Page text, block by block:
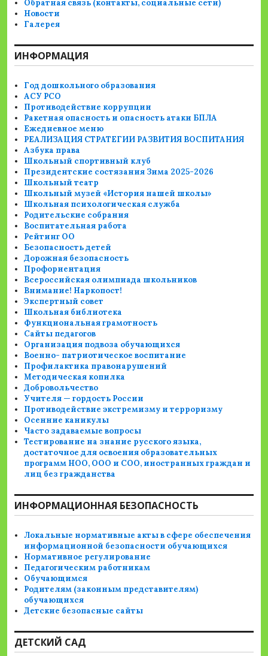
Обратная связь (контакты, социальные сети)
Новости
Галерея
ИНФОРМАЦИЯ
Год дошкольного образования
АСУ РСО
Противодействие коррупции
Ракетная опасность и опасность атаки БПЛА
Ежедневное меню
РЕАЛИЗАЦИЯ СТРАТЕГИИ РАЗВИТИЯ ВОСПИТАНИЯ
Азбука права
Школьный спортивный клуб
Президентские состязания Зима 2025-2026
Школьный театр
Школьный музей «История нашей школы»
Школьная психологическая служба
Родительские собрания
Воспитательная работа
Рейтинг ОО
Безопасность детей
Дорожная безопасность
Профориентация
Всероссийская олимпиада школьников
Внимание! Наркопост!
Экспертный совет
Школьная библиотека
Функциональная грамотность
Сайты педагогов
Организация подвоза обучающихся
Военно- патриотическое воспитание
Профилактика правонарушений
Методическая копилка
Добровольчество
Учителя — гордость России
Противодействие экстремизму и терроризму
Осенние каникулы
Часто задаваемые вопросы
Тестирование на знание русского языка,
достаточное для освоения образовательных
программ НОО, ООО и СОО, иностранных граждан и
лиц без гражданства
ИНФОРМАЦИОННАЯ БЕЗОПАСНОСТЬ
Локальные нормативные акты в сфере обеспечения
информационной безопасности обучающихся
Нормативное регулирование
Педагогическим работникам
Обучающимся
Родителям (законным представителям)
обучающихся
Детские безопасные сайты
ДЕТСКИЙ САД